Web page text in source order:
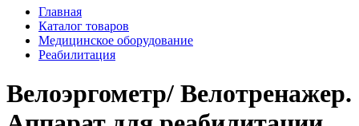
Главная
Каталог товаров
Медицинское оборудование
Реабилитация
Велоэргометр/ Велотренажер.